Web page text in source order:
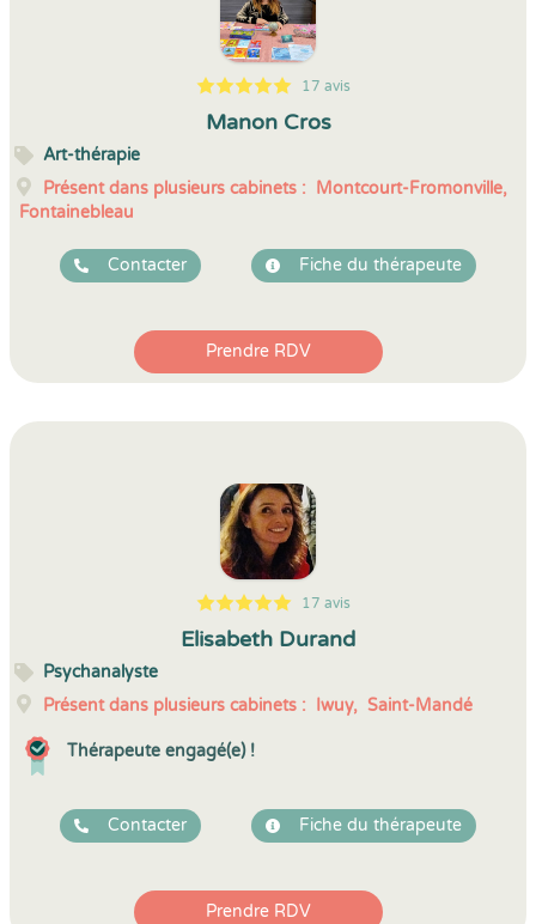
5
1
5
17 17 avis
Manon Cros
Art-thérapie
Présent dans plusieurs cabinets : Montcourt-Fromonville,
Fontainebleau
Contacter Fiche du thérapeute
Prendre RDV
5
1
5
17 17 avis
Elisabeth Durand
Psychanalyste
Présent dans plusieurs cabinets : Iwuy, Saint-Mandé
Thérapeute engagé(e) !
Contacter Fiche du thérapeute
Prendre RDV